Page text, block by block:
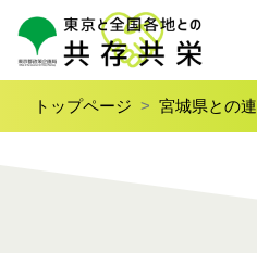
トップページ 宮城県との